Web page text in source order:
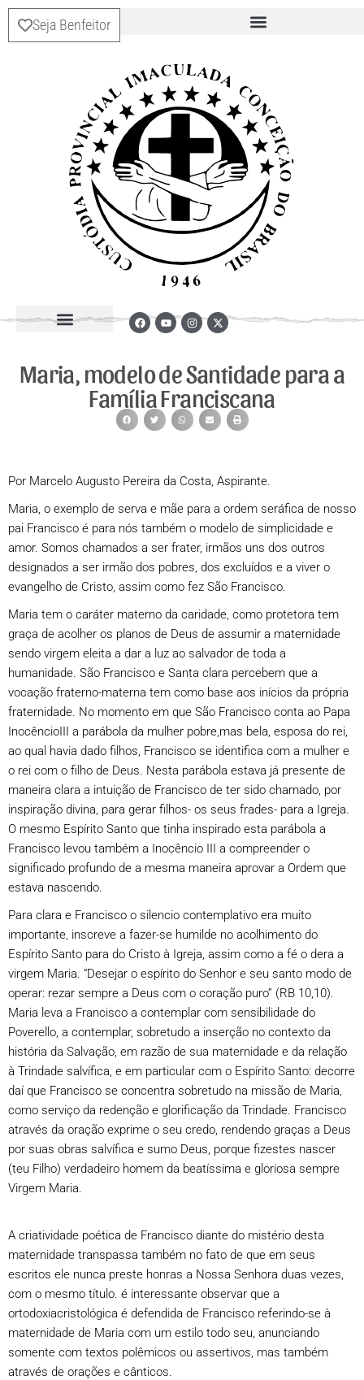
Seja Benfeitor
Maria, modelo de Santidade para a
Família Franciscana
Por Marcelo Augusto Pereira da Costa, Aspirante.
Maria, o exemplo de serva e mãe para a ordem seráfica de nosso
pai Francisco é para nós também o modelo de simplicidade e
amor. Somos chamados a ser frater, irmãos uns dos outros
designados a ser irmão dos pobres, dos excluídos e a viver o
evangelho de Cristo, assim como fez São Francisco.
Maria tem o caráter materno da caridade, como protetora tem
graça de acolher os planos de Deus de assumir a maternidade
sendo virgem eleita a dar a luz ao salvador de toda a
humanidade. São Francisco e Santa clara percebem que a
vocação fraterno-materna tem como base aos inícios da própria
fraternidade. No momento em que São Francisco conta ao Papa
InocêncioIII a parábola da mulher pobre,mas bela, esposa do rei,
ao qual havia dado filhos, Francisco se identifica com a mulher e
o rei com o filho de Deus. Nesta parábola estava já presente de
maneira clara a intuição de Francisco de ter sido chamado, por
inspiração divina, para gerar filhos- os seus frades- para a Igreja.
O mesmo Espírito Santo que tinha inspirado esta parábola a
Francisco levou também a Inocêncio III a compreender o
significado profundo de a mesma maneira aprovar a Ordem que
estava nascendo.
Para clara e Francisco o silencio contemplativo era muito
importante, inscreve a fazer-se humilde no acolhimento do
Espírito Santo para do Cristo à Igreja, assim como a fé o dera a
virgem Maria. “Desejar o espírito do Senhor e seu santo modo de
operar: rezar sempre a Deus com o coração puro” (RB 10,10).
Maria leva a Francisco a contemplar com sensibilidade do
Poverello, a contemplar, sobretudo a inserção no contexto da
história da Salvação, em razão de sua maternidade e da relação
à Trindade salvífica, e em particular com o Espírito Santo: decorre
daí que Francisco se concentra sobretudo na missão de Maria,
como serviço da redenção e glorificação da Trindade. Francisco
através da oração exprime o seu credo, rendendo graças a Deus
por suas obras salvífica e sumo Deus, porque fizestes nascer
(teu Filho) verdadeiro homem da beatíssima e gloriosa sempre
Virgem Maria.
A criatividade poética de Francisco diante do mistério desta
maternidade transpassa também no fato de que em seus
escritos ele nunca preste honras a Nossa Senhora duas vezes,
com o mesmo título. é interessante observar que a
ortodoxiacristológica é defendida de Francisco referindo-se à
maternidade de Maria com um estilo todo seu, anunciando
somente com textos polêmicos ou assertivos, mas também
através de orações e cânticos.